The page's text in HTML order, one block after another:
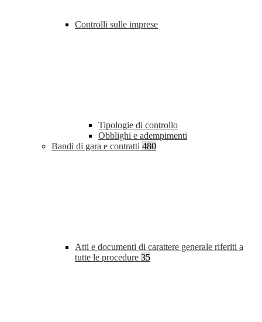
Controlli sulle imprese
Tipologie di controllo
Obblighi e adempimenti
Bandi di gara e contratti 480
Atti e documenti di carattere generale riferiti a
tutte le procedure 35